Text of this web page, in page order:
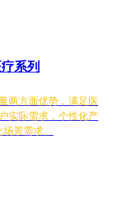
系列
两方面优势，满足医
实际需求，个性化产
景需求。